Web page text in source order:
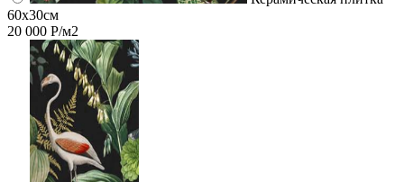
60x30см
20 000 Р/м2